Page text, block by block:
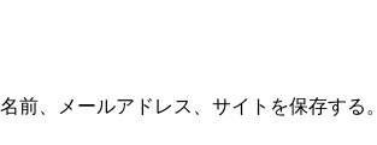
前、メールアドレス、サイトを保存する。